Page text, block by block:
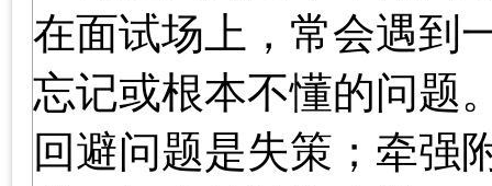
在面试场上，常会遇到
忘记或根本不懂的问题
回避问题是失策；牵强